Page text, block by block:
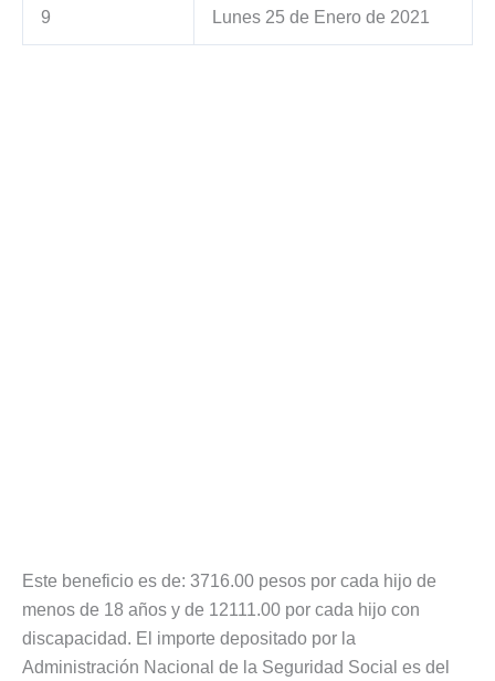
9 Lunes 25 de Enero de 2021
Este beneficio es de: 3716.00 pesos por cada hijo de
menos de 18 años y de 12111.00 por cada hijo con
discapacidad. El importe depositado por la
Administración Nacional de la Seguridad Social es del